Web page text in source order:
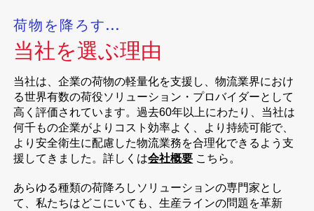
荷物を降ろす...
当社を選ぶ理由
当社は、企業の荷物の軽量化を支援し、物流業界におけ
る世界有数の荷役ソリューション・プロバイダーとして
高く評価されています。過去60年以上にわたり、当社は
何千もの企業がよりコスト効率よく、より持続可能で、
より安全衛生に配慮した物流業務を合理化できるよう支
援してきました。詳しくは会社概要 こちら。
あらゆる種類の荷降ろしソリューションの専門家とし
て、私たちはどこにいても、生産ラインの問題を革新